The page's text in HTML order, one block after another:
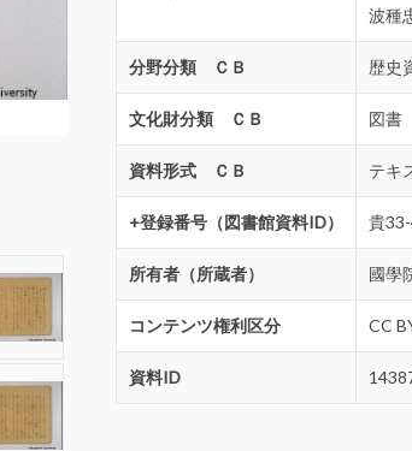
波種
分野分類 ＣＢ 歴史
文化財分類 ＣＢ 図書
資料形式 ＣＢ テキ
+登録番号（図書館資料ID） 貴
所有者（所蔵者） 國學
コンテンツ権利区分 CC
資料ID